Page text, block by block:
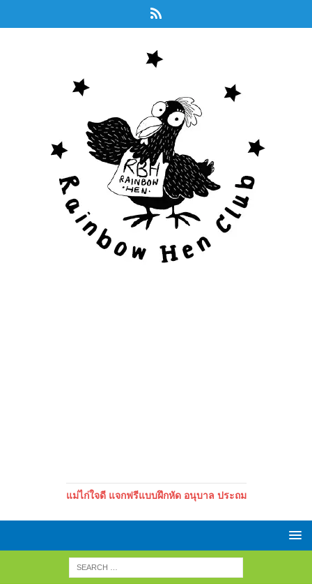
แม่ไก่ใจดี แจกฟรีแบบฝึกหัด อนุบาล ประถม